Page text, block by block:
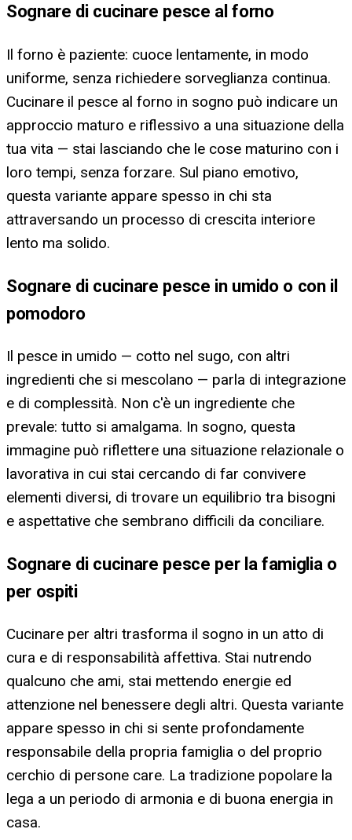
Sognare di cucinare pesce al forno
Il forno è paziente: cuoce lentamente, in modo
uniforme, senza richiedere sorveglianza continua.
Cucinare il pesce al forno in sogno può indicare un
approccio maturo e riflessivo a una situazione della
tua vita — stai lasciando che le cose maturino con i
loro tempi, senza forzare. Sul piano emotivo,
questa variante appare spesso in chi sta
attraversando un processo di crescita interiore
lento ma solido.
Sognare di cucinare pesce in umido o con il
pomodoro
Il pesce in umido — cotto nel sugo, con altri
ingredienti che si mescolano — parla di integrazione
e di complessità. Non c'è un ingrediente che
prevale: tutto si amalgama. In sogno, questa
immagine può riflettere una situazione relazionale o
lavorativa in cui stai cercando di far convivere
elementi diversi, di trovare un equilibrio tra bisogni
e aspettative che sembrano difficili da conciliare.
Sognare di cucinare pesce per la famiglia o
per ospiti
Cucinare per altri trasforma il sogno in un atto di
cura e di responsabilità affettiva. Stai nutrendo
qualcuno che ami, stai mettendo energie ed
attenzione nel benessere degli altri. Questa variante
appare spesso in chi si sente profondamente
responsabile della propria famiglia o del proprio
cerchio di persone care. La tradizione popolare la
lega a un periodo di armonia e di buona energia in
casa.